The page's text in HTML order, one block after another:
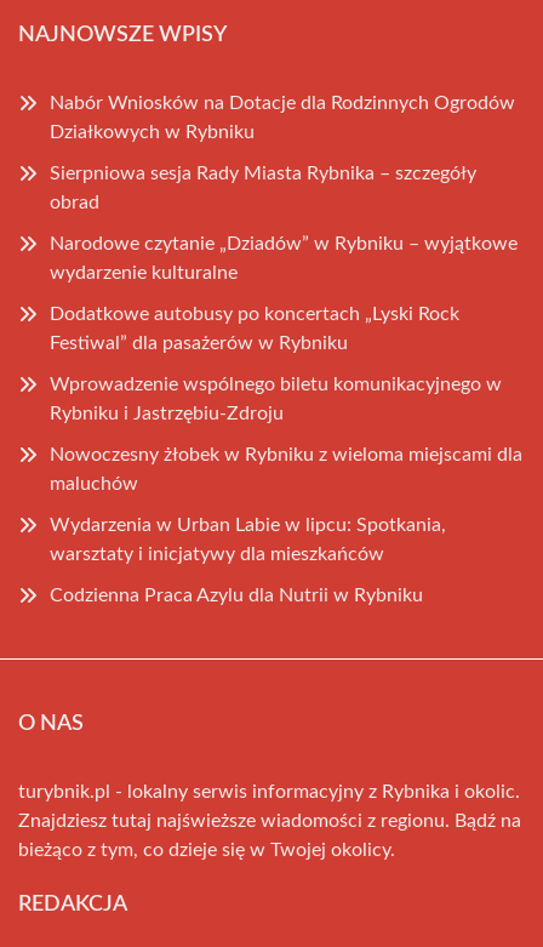
NAJNOWSZE WPISY
Nabór Wniosków na Dotacje dla Rodzinnych Ogrodów
Działkowych w Rybniku
Sierpniowa sesja Rady Miasta Rybnika – szczegóły
obrad
Narodowe czytanie „Dziadów” w Rybniku – wyjątkowe
wydarzenie kulturalne
Dodatkowe autobusy po koncertach „Lyski Rock
Festiwal” dla pasażerów w Rybniku
Wprowadzenie wspólnego biletu komunikacyjnego w
Rybniku i Jastrzębiu-Zdroju
Nowoczesny żłobek w Rybniku z wieloma miejscami dla
maluchów
Wydarzenia w Urban Labie w lipcu: Spotkania,
warsztaty i inicjatywy dla mieszkańców
Codzienna Praca Azylu dla Nutrii w Rybniku
O NAS
turybnik.pl - lokalny serwis informacyjny z Rybnika i okolic.
Znajdziesz tutaj najświeższe wiadomości z regionu. Bądź na
bieżąco z tym, co dzieje się w Twojej okolicy.
REDAKCJA